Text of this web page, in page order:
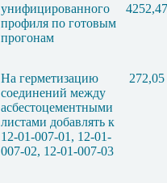
унифицированного
профиля по готовым
прогонам
4252,47
На герметизацию
соединений между
асбестоцементными
листами добавлять к
12-01-007-01, 12-01-
007-02, 12-01-007-03
272,05